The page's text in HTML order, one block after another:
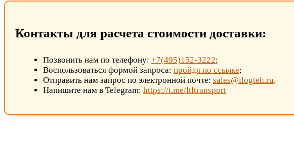
Контакты для расчета стоимости доставки:
Позвонить нам по телефону: +7(495)152-3222;
Воспользоваться формой запроса: пройдя по ссылке;
Отправить нам запрос по электронной почте: sales@ilogteh.ru.
Напишите нам в Telegram: https://t.me/ltltransport